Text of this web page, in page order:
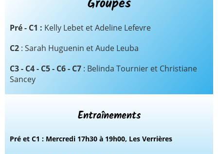
Pré - C1 : Kelly Lebet et Adeline Lefevre
C2 : Sarah Huguenin et Aude Leuba
C3 - C4 - C5 - C6 - C7 : Belinda Tournier et Christiane
Sancey
Entraînements
Pré et C1 : Mercredi 17h30 à 19h00, Les Verrières